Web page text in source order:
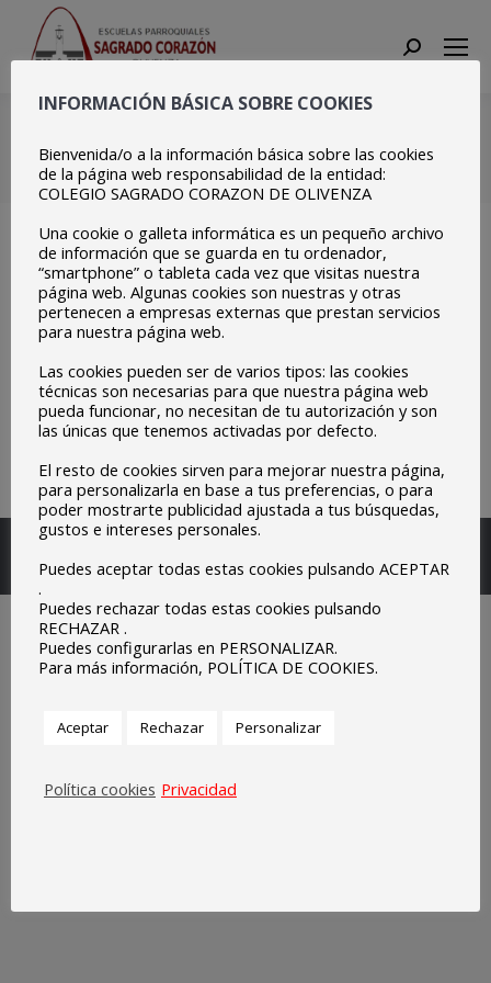
Search:
Estás aquí:
Inicio
165030770_3721536127943964_7383197116329743673_n
Escuelas Parroquiales Sagrado Corazón de Olivenza.
Legal
INFORMACIÓN BÁSICA SOBRE COOKIES
Bienvenida/o a la información básica sobre las cookies
de la página web responsabilidad de la entidad:
COLEGIO SAGRADO CORAZON DE OLIVENZA
Una cookie o galleta informática es un pequeño archivo
de información que se guarda en tu ordenador,
“smartphone” o tableta cada vez que visitas nuestra
página web. Algunas cookies son nuestras y otras
pertenecen a empresas externas que prestan servicios
para nuestra página web.
Las cookies pueden ser de varios tipos: las cookies
técnicas son necesarias para que nuestra página web
pueda funcionar, no necesitan de tu autorización y son
las únicas que tenemos activadas por defecto.
El resto de cookies sirven para mejorar nuestra página,
para personalizarla en base a tus preferencias, o para
poder mostrarte publicidad ajustada a tus búsquedas,
gustos e intereses personales.
Puedes aceptar todas estas cookies pulsando ACEPTAR
.
Puedes rechazar todas estas cookies pulsando
RECHAZAR .
Puedes configurarlas en PERSONALIZAR.
Para más información, POLÍTICA DE COOKIES.
Aceptar Rechazar Personalizar
Política cookies Privacidad